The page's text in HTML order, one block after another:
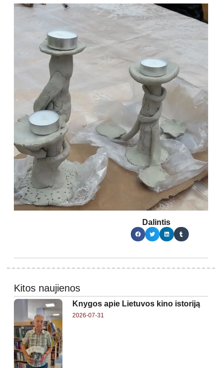
Dalintis
Kitos naujienos
Knygos apie Lietuvos kino istoriją
2026-07-31